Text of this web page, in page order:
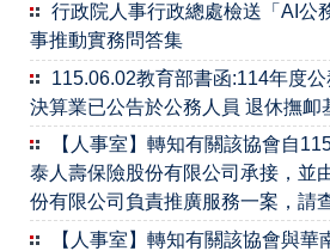
行政院人事行政總處檢送「AI公
事推動實務問答集
115.06.02教育部書函:114年度
決算業已公告於公務人員 退休撫卹
【人事室】轉知有關該協會自
泰人壽保險股份有限公司承接，並
份有限公司負責推廣服務一案，請
【人事室】轉知有關該協會與華